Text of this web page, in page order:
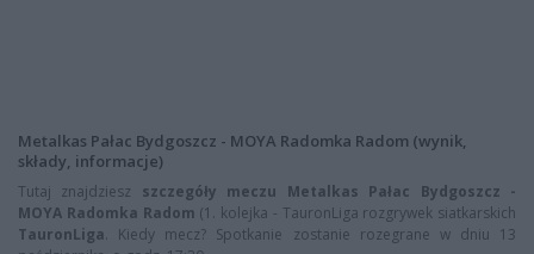
Metalkas Pałac Bydgoszcz - MOYA Radomka Radom (wynik,
składy, informacje)
Tutaj znajdziesz szczegóły meczu Metalkas Pałac Bydgoszcz -
MOYA Radomka Radom (1. kolejka - TauronLiga rozgrywek siatkarskich
TauronLiga. Kiedy mecz? Spotkanie zostanie rozegrane w dniu 13